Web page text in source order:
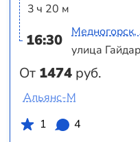
3 ч 20 м
16:30
От 1474 руб.
Медногорск,
улица
Альянс-М
1
4